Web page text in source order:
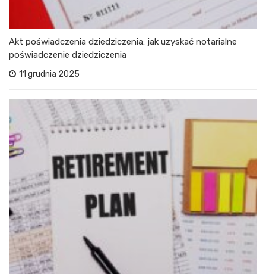
Akt poświadczenia dziedziczenia: jak uzyskać notarialne
poświadczenie dziedziczenia
11 grudnia 2025